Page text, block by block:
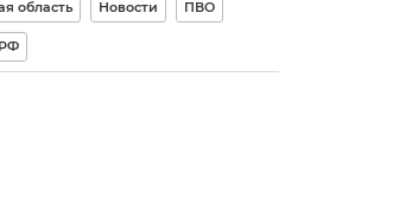
область Новости ПВО